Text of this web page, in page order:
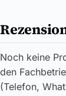
Noch keine
den
(Telefon,